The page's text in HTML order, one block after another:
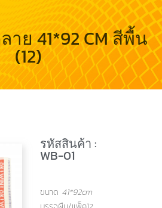
ย 41*92 CM สีพื้น
(12)
รหัสสินค้า :
WB-01
ขนาด 41*92cm